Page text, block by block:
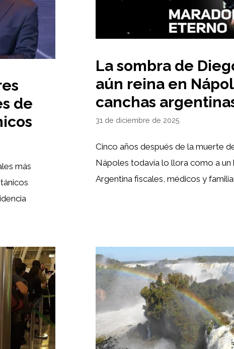
de
más
La sombra de
aún reina en
canchas
31 de diciembre de 2025
Cinco años después de la muerte
Nápoles todavía lo llora como a un
Argentina fiscales, médicos y